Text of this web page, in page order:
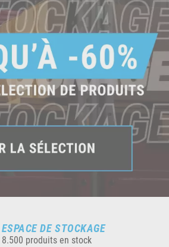
ESPACE DE STOCKAGE
8.500 produits en stock